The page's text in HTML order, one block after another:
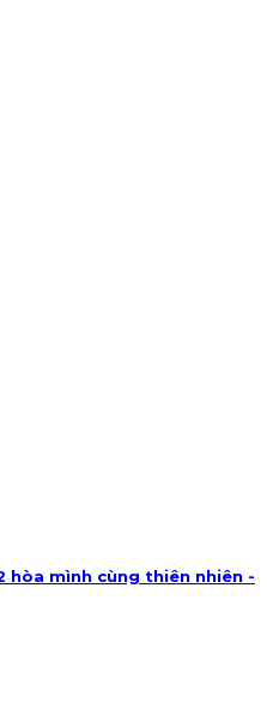
hòa mình cùng thiên nhiên -